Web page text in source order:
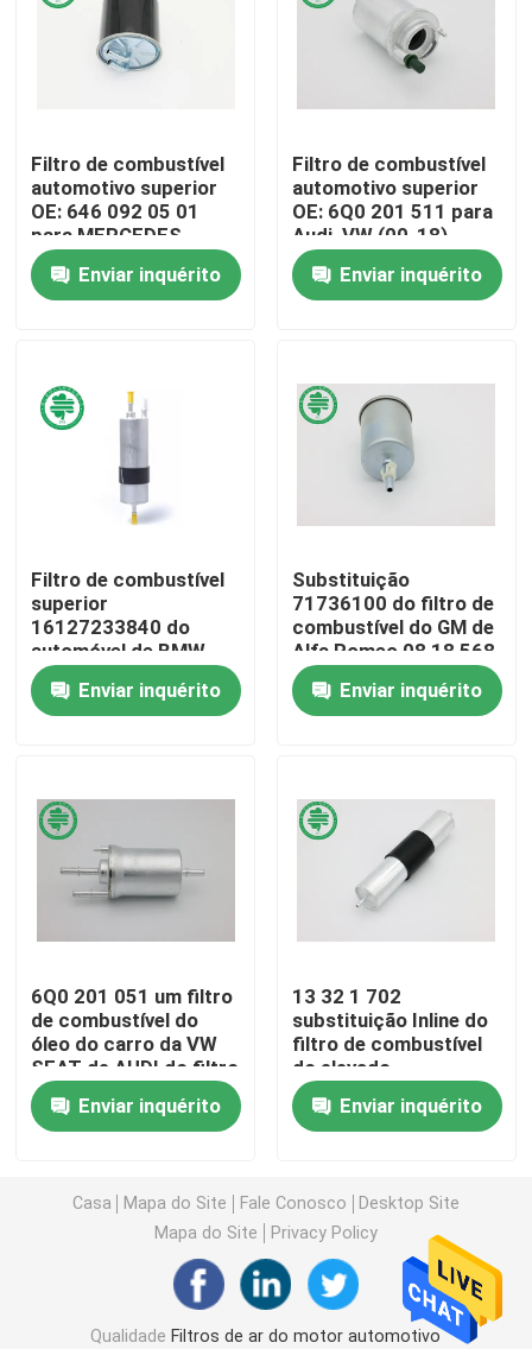
Produtos
Vídeos
Excursão da fábrica
Controle da qualidade
Contacte-nos
Notícia
Filtros de ar automotivos da cabine
Filtro de combustível do automóvel
Rotação em filtro de óleo
Filtros de combustível diesel
Marine Engine Filters
Filtros resistentes
Filtro de combustível
automotivo superior
OE: 646 092 05 01
para MERCEDES-
BENZ, SMART
Enviar inquérito
Filtro de combustível
automotivo superior
OE: 6Q0 201 511 para
Audi, VW (00-18),
SEAT
Enviar inquérito
Filtro de combustível
superior
16127233840 do
automóvel de BMW
para camioneta
Enviar inquérito
Substituição
71736100 do filtro de
combustível do GM de
Alfa Romeo 08 18 568
para HODEN OPEL
Enviar inquérito
6Q0 201 051 um filtro
de combustível do
óleo do carro da VW
SEAT de AUDI do filtro
de combustível do
automóvelEnviar inquérito
13 32 1 702
substituição Inline do
filtro de combustível
do elevado
desempenho de BMW
de 632 universais
Enviar inquérito
Casa Mapa do Site Fale Conosco
Desktop Site
Mapa do Site
Privacy Policy
Qualidade Filtros de ar do motor automotivo